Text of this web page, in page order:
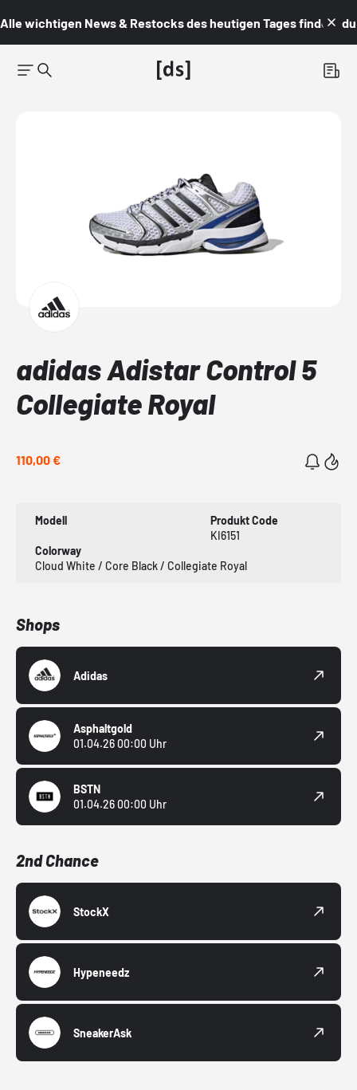
Alle wichtigen News & Restocks des heutigen Tages findest du
adidas Adistar Control 5
Collegiate Royal
110,00 €
Modell
Produkt Code
KI6151
Colorway
Cloud White / Core Black / Collegiate Royal
Shops
Adidas
Asphaltgold
01.04.26 00:00 Uhr
BSTN
01.04.26 00:00 Uhr
2nd Chance
StockX
Hypeneedz
SneakerAsk